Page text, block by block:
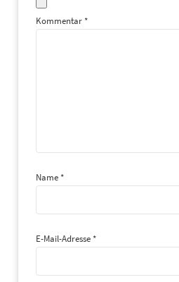
Kommentar *
Name *
E-Mail-Adresse *